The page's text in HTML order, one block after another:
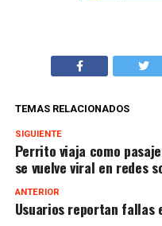
TEMAS RELACIONADOS
SIGUIENTE
Perrito viaja como
se vuelve viral en redes
ANTERIOR
Usuarios reportan fallas